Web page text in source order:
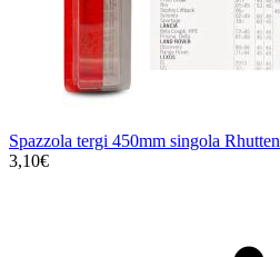
Spazzola tergi 450mm singola Rhutten
3,10€